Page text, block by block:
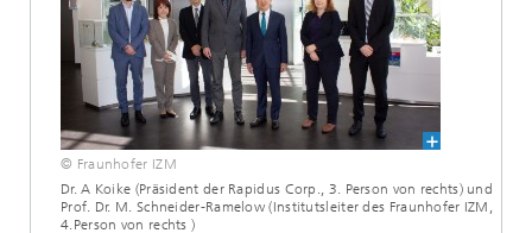
© Fraunhofer IZM
Dr. A Koike (Präsident der Rapidus Corp., 3. Person von rechts) und
Prof. Dr. M. Schneider-Ramelow (Institutsleiter des Fraunhofer IZM,
4.Person von rechts )